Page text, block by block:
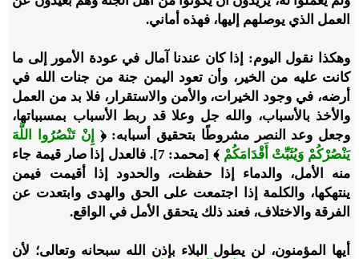
العمل الذي يوصلهم إليها، فهذه أماني.
وهكذا نقول اليوم: إذا كان عندنا آمال في عودة الأمور إلى ما
كانت عليه من الخير، وأن تعود اليمن جنة من جنات الله في
أرضه، في وجود الخيرات، والأمن والاستقرار، فلا بد من العمل
والأخذ بالأسباب، والله جل وعلا قد ربط الأسباب بمسبباتها،
وجعل وعد النصر مشروطًا بتحقيق أسبابه: ﴿ إِنْ تَنْصُرُوا اللَّهَ
يَنْصُرْكُمْ وَيُثَبِّتْ أَقْدَامَكُمْ
﴾ [محمد: 7]. فالعدل إذا صار قيمة جاء
منه الأمل، والدماء إذا حفظت، والحدود إذا أقيمت فيمن
ينتهكها، والكلمة إذا اجتمعت على الحق والهدى وابتعدت عن
الفرقة والاختلاف، فعند ذلك يتحقق الأمل في الواقع.
أيها المؤمنون، لن يطول البلاء بإذن الله سبحانه وتعالى؛ لأن